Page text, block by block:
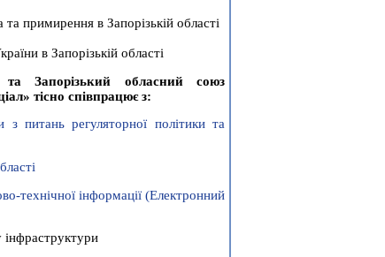
примирення в Запорізькій області
в Запорізькій області
та Запорізький обласний союз
тісно співпрацює з:
питань регуляторної політики та
технічної інформації (Електронний
інфраструктури